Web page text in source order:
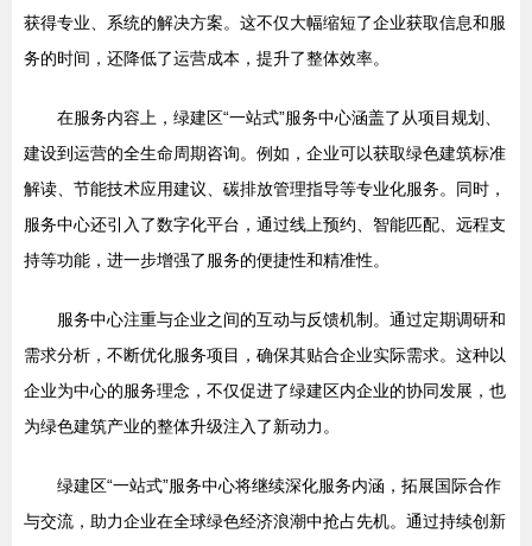
获得专业、系统的解决方案。这不仅大幅缩短了企业获取信息和服
务的时间，还降低了运营成本，提升了整体效率。
在服务内容上，绿建区“一站式”服务中心涵盖了从项目规划、
建设到运营的全生命周期咨询。例如，企业可以获取绿色建筑标准
解读、节能技术应用建议、碳排放管理指导等专业化服务。同时，
服务中心还引入了数字化平台，通过线上预约、智能匹配、远程支
持等功能，进一步增强了服务的便捷性和精准性。
服务中心注重与企业之间的互动与反馈机制。通过定期调研和
需求分析，不断优化服务项目，确保其贴合企业实际需求。这种以
企业为中心的服务理念，不仅促进了绿建区内企业的协同发展，也
为绿色建筑产业的整体升级注入了新动力。
绿建区“一站式”服务中心将继续深化服务内涵，拓展国际合作
与交流，助力企业在全球绿色经济浪潮中抢占先机。通过持续创新